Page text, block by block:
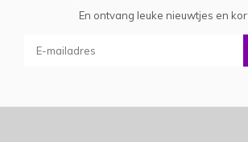
En ontvang leuke nieuwtjes en